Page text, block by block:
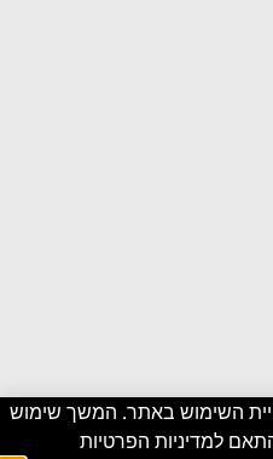
השימוש באתר. המשך שימוש
למדיניות הפרטיות